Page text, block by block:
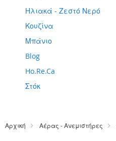
Ηλιακά - Ζεστό Νερό
Κουζίνα
Μπάνιο
Blog
Ho.Re.Ca
Στόκ
Αρχική Αέρας - Ανεμιστήρες